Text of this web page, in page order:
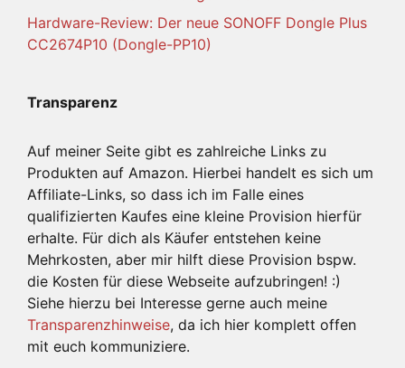
Hardware-Review: Der neue SONOFF Dongle Plus
CC2674P10 (Dongle-PP10)
Transparenz
Auf meiner Seite gibt es zahlreiche Links zu
Produkten auf Amazon. Hierbei handelt es sich um
Affiliate-Links, so dass ich im Falle eines
qualifizierten Kaufes eine kleine Provision hierfür
erhalte. Für dich als Käufer entstehen keine
Mehrkosten, aber mir hilft diese Provision bspw.
die Kosten für diese Webseite aufzubringen! :)
Siehe hierzu bei Interesse gerne auch meine
Transparenzhinweise, da ich hier komplett offen
mit euch kommuniziere.